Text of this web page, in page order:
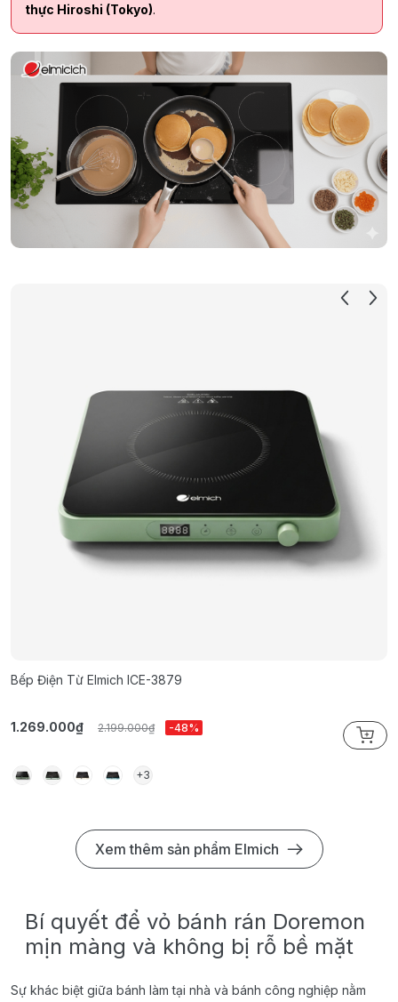
thực Hiroshi (Tokyo).
Bếp Điện Từ Elmich ICE-3879
1.269.000₫ 2.199.000₫ -48%
+3
Xem thêm sản phẩm Elmich
Bí quyết để vỏ bánh rán Doremon
mịn màng và không bị rỗ bề mặt
Sự khác biệt giữa bánh làm tại nhà và bánh công nghiệp nằm